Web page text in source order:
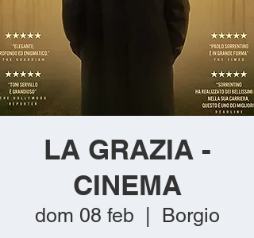
LA GRAZIA -
CINEMA
dom 08 feb Borgio